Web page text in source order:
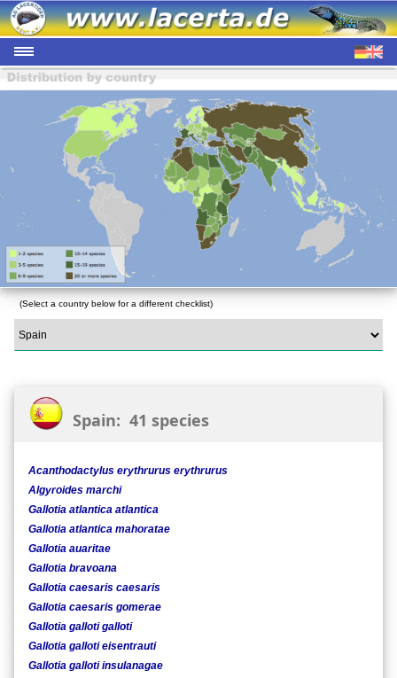
(Select a country below for a different checklist)
Spain: 41 species
Acanthodactylus erythrurus erythrurus
Algyroides marchi
Gallotia atlantica atlantica
Gallotia atlantica mahoratae
Gallotia auaritae
Gallotia bravoana
Gallotia caesaris caesaris
Gallotia caesaris gomerae
Gallotia galloti galloti
Gallotia galloti eisentrauti
Gallotia galloti insulanagae